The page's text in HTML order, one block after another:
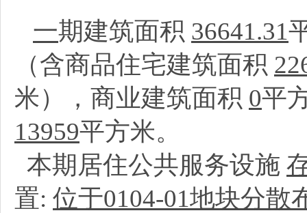
一期建筑面积 36641.31
（含商品住宅建筑面积
米），商业建筑面积 0平
13959平方米。
本期居住公共服务设施
置: 位于0104-01地块分散